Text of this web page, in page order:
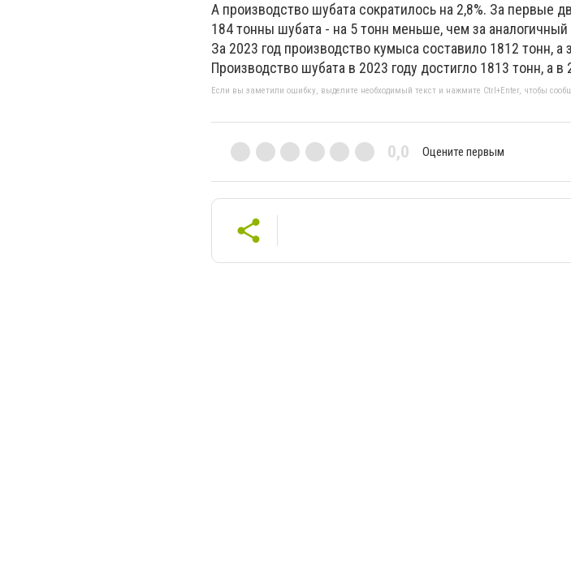
А производство шубата сократилось на 2,8%. За первые
184 тонны шубата - на 5 тонн меньше, чем за аналогичный
За 2023 год производство кумыса составило 1812 тонн, а
Производство шубата в 2023 году достигло 1813 тонн, а в
Если вы заметили ошибку, выделите необходимый текст и нажмите Ctrl+Enter, чтобы
0,0 Оцените первым